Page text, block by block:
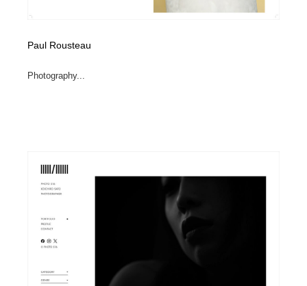
Paul Rousteau
Photography...